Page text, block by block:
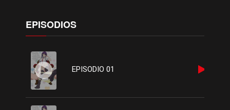
EPISODIOS
EPISODIO 01